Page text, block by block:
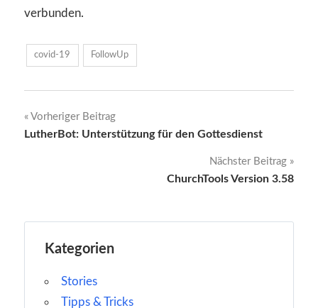
verbunden.
covid-19 FollowUp
Beitragsnavigation
Vorheriger Beitrag
LutherBot: Unterstützung für den Gottesdienst
Nächster Beitrag
ChurchTools Version 3.58
Kategorien
Stories
Tipps & Tricks